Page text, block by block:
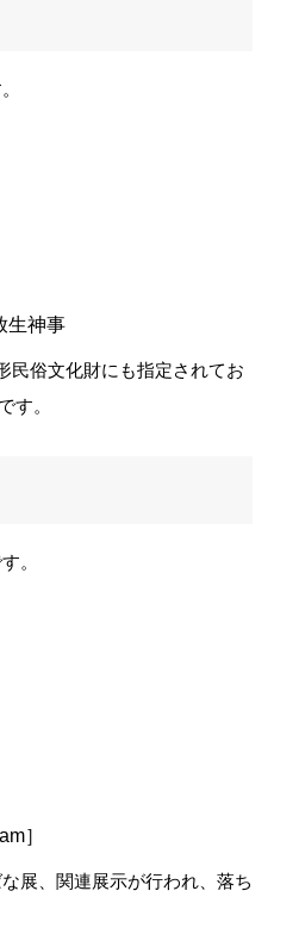
生神事
民俗文化財にも指定されてお
す。
。
］
展、関連展示が行われ、落ち